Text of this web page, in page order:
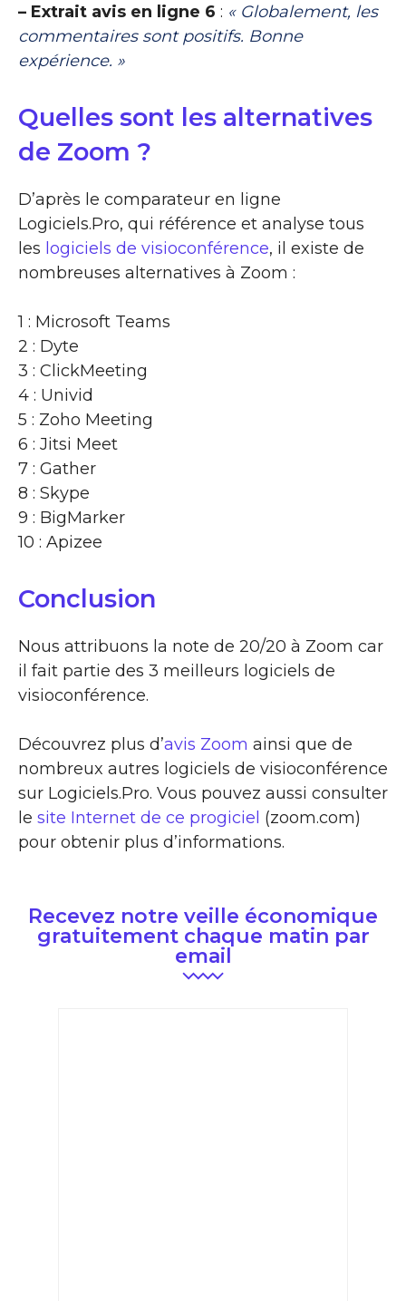
– Extrait avis en ligne 6 : « Globalement, les
commentaires sont positifs. Bonne
expérience. »
Quelles sont les alternatives
de Zoom ?
D’après le comparateur en ligne
Logiciels.Pro, qui référence et analyse tous
les logiciels de visioconférence, il existe de
nombreuses alternatives à Zoom :
1 : Microsoft Teams
2 : Dyte
3 : ClickMeeting
4 : Univid
5 : Zoho Meeting
6 : Jitsi Meet
7 : Gather
8 : Skype
9 : BigMarker
10 : Apizee
Conclusion
Nous attribuons la note de 20/20 à Zoom car
il fait partie des 3 meilleurs logiciels de
visioconférence.
Découvrez plus d’avis Zoom ainsi que de
nombreux autres logiciels de visioconférence
sur Logiciels.Pro. Vous pouvez aussi consulter
le site Internet de ce progiciel (zoom.com)
pour obtenir plus d’informations.
Recevez notre veille économique
gratuitement chaque matin par
email